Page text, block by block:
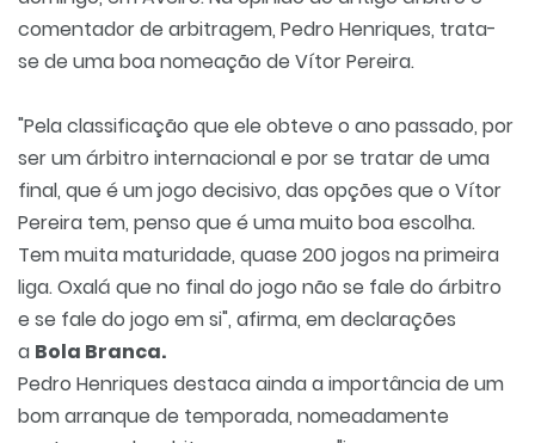
comentador de arbitragem, Pedro Henriques, trata-
se de uma boa nomeação de Vítor Pereira.
"Pela classificação que ele obteve o ano passado, por
ser um árbitro internacional e por se tratar de uma
final, que é um jogo decisivo, das opções que o Vítor
Pereira tem, penso que é uma muito boa escolha.
Tem muita maturidade, quase 200 jogos na primeira
liga. Oxalá que no final do jogo não se fale do árbitro
e se fale do jogo em si", afirma, em declarações
a Bola Branca.
Pedro Henriques destaca ainda a importância de um
bom arranque de temporada, nomeadamente